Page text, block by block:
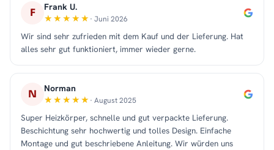
F Frank U.
· Juni 2026
Wir sind sehr zufrieden mit dem Kauf und der Lieferung. Hat
alles sehr gut funktioniert, immer wieder gerne.
N Norman
· August 2025
Super Heizkörper, schnelle und gut verpackte Lieferung.
Beschichtung sehr hochwertig und tolles Design. Einfache
Montage und gut beschriebene Anleitung. Wir würden uns